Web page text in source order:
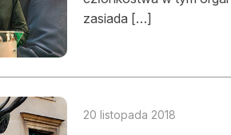
zasiada […]
20 listopada 2018